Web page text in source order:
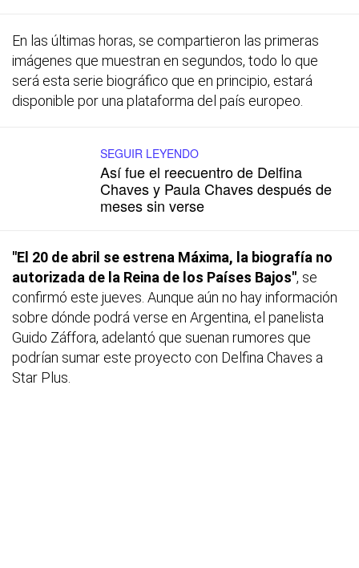
En las últimas horas, se compartieron las primeras
imágenes que muestran en segundos, todo lo que
será esta serie biográfico que en principio, estará
disponible por una plataforma del país europeo.
SEGUIR LEYENDO
Así fue el reecuentro de Delfina
Chaves y Paula Chaves después de
meses sin verse
"El 20 de abril se estrena Máxima, la biografía no
autorizada de la Reina de los Países Bajos", se
confirmó este jueves. Aunque aún no hay información
sobre dónde podrá verse en Argentina, el panelista
Guido Záffora, adelantó que suenan rumores que
podrían sumar este proyecto con Delfina Chaves a
Star Plus.